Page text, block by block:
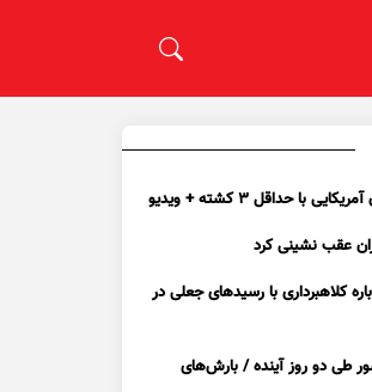
با حداقل ۳ کشته + ویدیو
عقب نشینی کرد
کلاهبرداری با رسید‌های جعلی در
طی دو روز آینده / بارش‌های